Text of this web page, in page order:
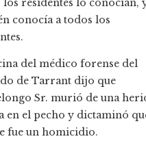
los residentes lo conocían,
conocía a todos los
del médico forense del
de Tarrant dijo que
Sr. murió de una
en el pecho y dictaminó
fue un homicidio.